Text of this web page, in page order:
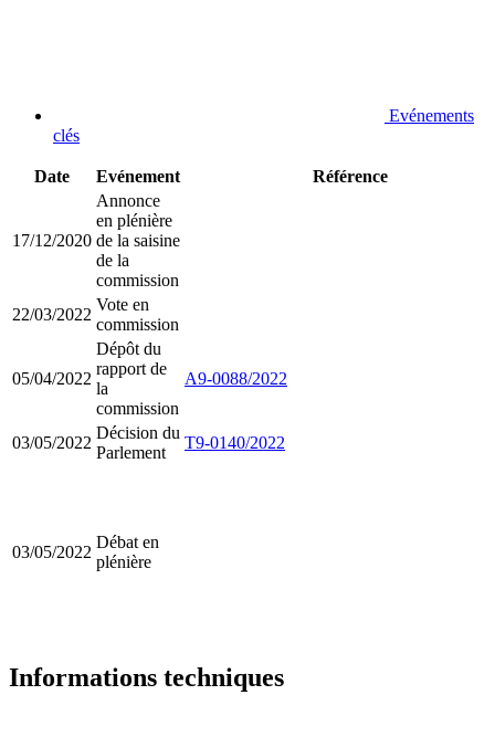
Evénements
clés
Date Evénement Référence
17/12/2020
Annonce
en plénière
de la saisine
de la
commission
22/03/2022
Vote en
commission
05/04/2022
Dépôt du
rapport de
la
commission
A9-0088/2022
03/05/2022
Décision du
Parlement
T9-0140/2022
03/05/2022
Débat en
plénière
Informations techniques